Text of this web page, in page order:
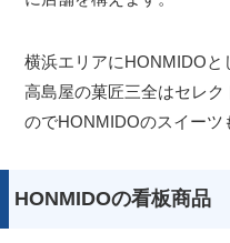
横浜エリアにHONMIDO
高島屋の菓匠三全はセレ
のでHONMIDOのスイーツ
HONMIDOの看板商品